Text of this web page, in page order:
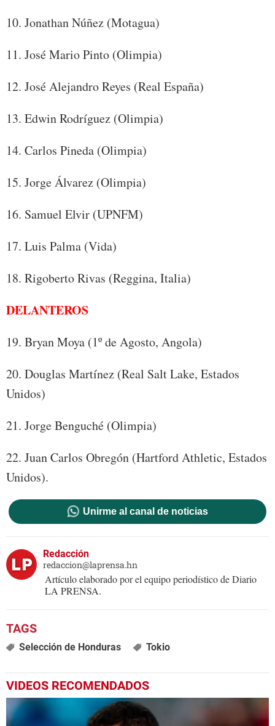
10. Jonathan Núñez (Motagua)
11. José Mario Pinto (Olimpia)
12. José Alejandro Reyes (Real España)
13. Edwin Rodríguez (Olimpia)
14. Carlos Pineda (Olimpia)
15. Jorge Álvarez (Olimpia)
16. Samuel Elvir (UPNFM)
17. Luis Palma (Vida)
18. Rigoberto Rivas (Reggina, Italia)
DELANTEROS
19. Bryan Moya (1º de Agosto, Angola)
20. Douglas Martínez (Real Salt Lake, Estados
Unidos)
21. Jorge Benguché (Olimpia)
22. Juan Carlos Obregón (Hartford Athletic, Estados
Unidos).
Unirme al canal de noticias
Redacción
redaccion@laprensa.hn
Artículo elaborado por el equipo periodístico de Diario
LA PRENSA.
Selección de Honduras Tokio
VIDEOS RECOMENDADOS